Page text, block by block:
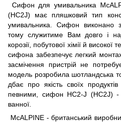
Сифон для умивальника
(HC2J) має пляшковий тип
умивальника. Сифон виконано з
тому служитиме Вам довго і
корозії, побутової хімії й
сифона забезпечує легкий
засмічення пристрій не
модель розробила шотландська
дбає про якість своїх
певними, сифон HC2-J (HC2J) -
ванної.
McALPINE - британський